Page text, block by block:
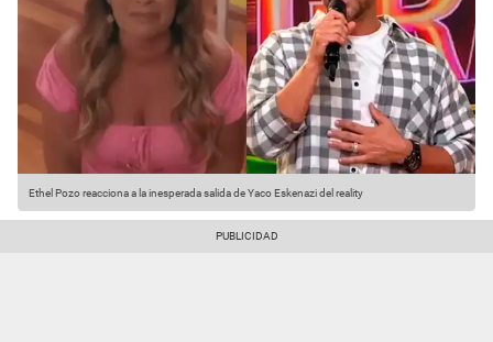
Ethel Pozo reacciona a la inesperada salida de Yaco Eskenazi del reality